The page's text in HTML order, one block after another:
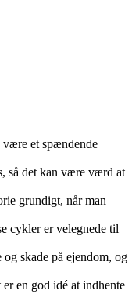
være et spændende
så det kan være værd at
grundigt, når man
cykler er velegnede til
skade på ejendom, og
en god idé at indhente